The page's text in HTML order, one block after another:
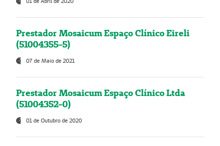
Prestador Mosaicum Espaço Clínico Eireli
(51004355-5)
07 de Maio de 2021
Prestador Mosaicum Espaço Clínico Ltda
(51004352-0)
01 de Outubro de 2020